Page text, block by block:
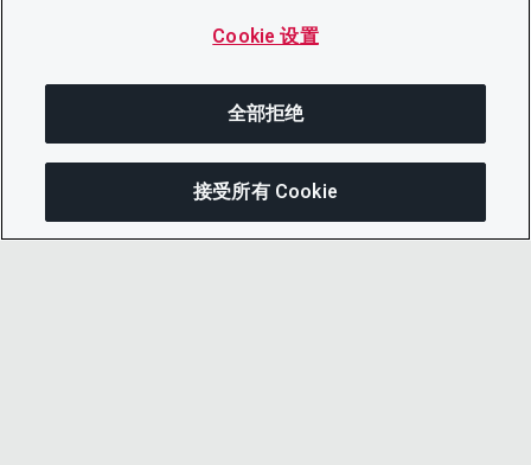
Cookie 设置
全部拒绝
接受所有 Cookie